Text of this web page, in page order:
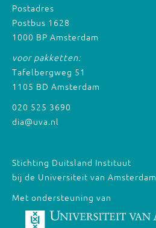
Postadres
Postbus 1628
1000 BP Amsterdam
voor pakketten:
Tafelbergweg 51
1105 BD Amsterdam
020 525 3690
dia@uva.nl
Stichting Duitsland Instituut
bij de Universiteit van Amsterdam
Met ondersteuning van